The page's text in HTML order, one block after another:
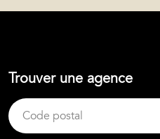
Trouver une agence